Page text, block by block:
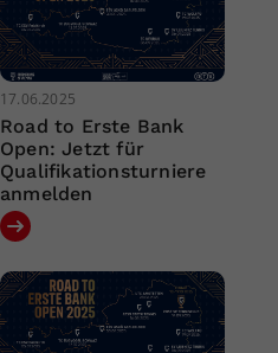
17.06.2025
Road to Erste Bank
Open: Jetzt für
Qualifikationsturniere
anmelden